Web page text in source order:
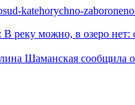
katehorychno-
В реку можно, в озеро
Шаманская сообщила